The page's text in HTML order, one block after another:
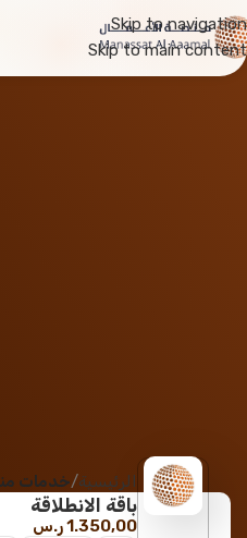
Skip to navigation
Skip to main content
الرئيسية خدمات
باقة الانطلاقة
1.350,00ر.س